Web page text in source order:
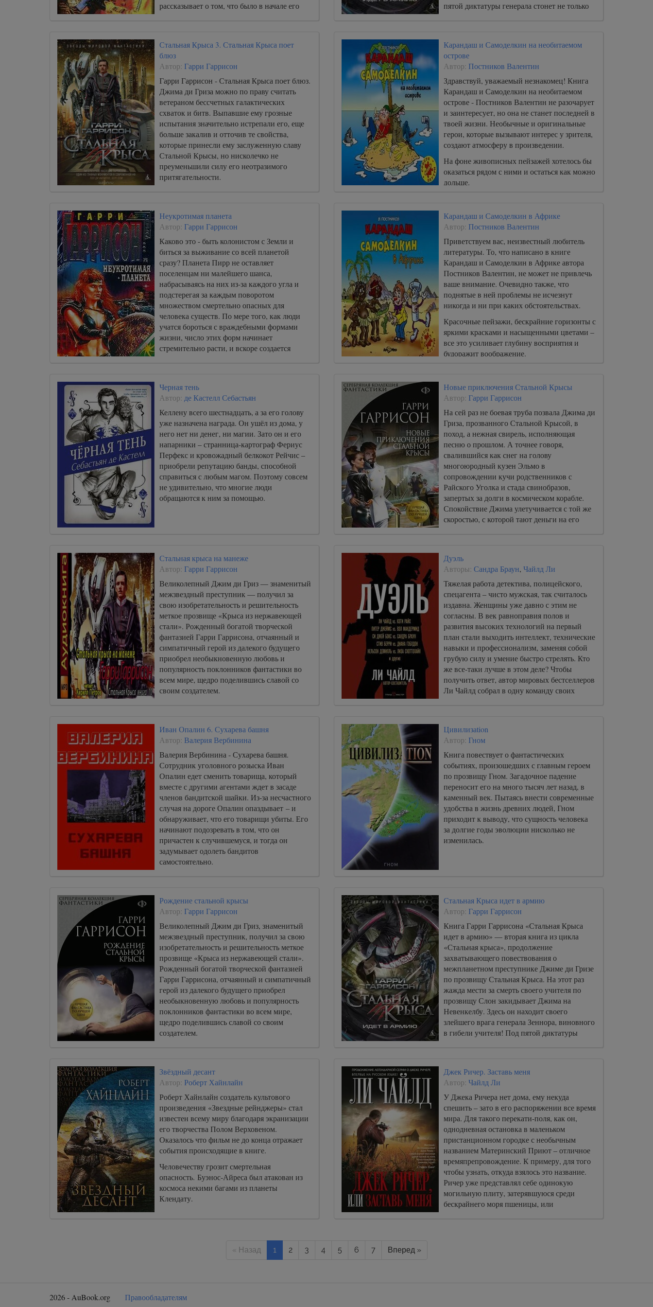
рассказывает о том, что было в начале его
пятой диктатуры генерала стонет не только
Стальная Крыса 3. Стальная Крыса поет
блюз
Автор: Гарри Гаррисон
Гарри Гаррисон - Стальная Крыса поет блюз.
Джима ди Гриза можно по праву считать
ветераном бессчетных галактических
схваток и битв. Выпавшие ему грозные
испытания значительно истрепали его, еще
больше закалив и отточив те свойства,
которые принесли ему заслуженную славу
Стальной Крысы, но нисколечко не
преуменьшили силу его неотразимого
притягательности.
Карандаш и Самоделкин на необитаемом
острове
Автор: Постников Валентин
Здравствуй, уважаемый незнакомец! Книга
Карандаш и Самоделкин на необитаемом
острове - Постников Валентин не разочарует
и заинтересует, но она не станет последней в
твоей жизни. Необычные и оригинальные
герои, которые вызывают интерес у зрителя,
создают атмосферу в произведении.
На фоне живописных пейзажей хотелось бы
оказаться рядом с ними и остаться как можно
дольше.
Неукротимая планета
Автор: Гарри Гаррисон
Каково это - быть колонистом с Земли и
биться за выживание со всей планетой
сразу? Планета Пирр не оставляет
поселенцам ни малейшего шанса,
набрасываясь на них из-за каждого угла и
подстерегая за каждым поворотом
множеством смертельно опасных для
человека существ. По мере того, как люди
учатся бороться с враждебными формами
жизни, число этих форм начинает
стремительно расти, и вскоре создается
Карандаш и Самоделкин в Африке
Автор: Постников Валентин
Приветствуем вас, неизвестный любитель
литературы. То, что написано в книге
Карандаш и Самоделкин в Африке автора
Постников Валентин, не может не привлечь
ваше внимание. Очевидно также, что
поднятые в ней проблемы не исчезнут
никогда и ни при каких обстоятельствах.
Красочные пейзажи, бескрайние горизонты с
яркими красками и насыщенными цветами –
все это усиливает глубину восприятия и
будоражит воображение.
Черная тень
Автор: де Кастелл Себастьян
Келлену всего шестнадцать, а за его голову
уже назначена награда. Он ушёл из дома, у
него нет ни денег, ни магии. Зато он и его
напарники – странница-картограф Фериус
Перфекс и кровожадный белкокот Рейчис –
приобрели репутацию банды, способной
справиться с любым магом. Поэтому совсем
не удивительно, что многие люди
обращаются к ним за помощью.
Новые приключения Стальной Крысы
Автор: Гарри Гаррисон
На сей раз не боевая труба позвала Джима ди
Гриза, прозванного Стальной Крысой, в
поход, а нежная свирель, исполняющая
песню о прошлом. А точнее говоря,
свалившийся как снег на голову
многоюродный кузен Эльмо в
сопровождении кучи родственников с
Райского Уголка и стада свинобразов,
запертых за долги в космическом корабле.
Спокойствие Джима улетучивается с той же
скоростью, с которой тают деньги на его
Стальная крыса на манеже
Автор: Гарри Гаррисон
Великолепный Джим ди Гриз — знаменитый
межзвездный преступник — получил за
свою изобретательность и решительность
меткое прозвище «Крыса из нержавеющей
стали». Рожденный богатой творческой
фантазией Гарри Гаррисона, отчаянный и
симпатичный герой из далекого будущего
приобрел необыкновенную любовь и
популярность поклонников фантастики во
всем мире, щедро поделившись славой со
своим создателем.
Дуэль
Авторы: Сандра Браун, Чайлд Ли
Тяжелая работа детектива, полицейского,
спецагента – чисто мужская, так считалось
издавна. Женщины уже давно с этим не
согласны. В век равноправия полов и
развития высоких технологий на первый
план стали выходить интеллект, технические
навыки и профессионализм, заменяя собой
грубую силу и умение быстро стрелять. Кто
же все-таки лучше в этом деле? Чтобы
получить ответ, автор мировых бестселлеров
Ли Чайлд собрал в одну команду своих
Иван Опалин 6. Сухарева башня
Автор: Валерия Вербинина
Валерия Вербинина - Сухарева башня.
Сотрудник уголовного розыска Иван
Опалин едет сменить товарища, который
вместе с другими агентами ждет в засаде
членов бандитской шайки. Из-за несчастного
случая на дороге Опалин опаздывает – и
обнаруживает, что его товарищи убиты. Его
начинают подозревать в том, что он
причастен к случившемуся, и тогда он
задумывает одолеть бандитов
самостоятельно.
Цивилизаtion
Автор: Гном
Книга повествует о фантастических
событиях, произошедших с главным героем
по прозвищу Гном. Загадочное падение
переносит его на много тысяч лет назад, в
каменный век. Пытаясь внести современные
удобства в жизнь древних людей, Гном
приходит к выводу, что сущность человека
за долгие годы эволюции нисколько не
изменилась.
Рождение стальной крысы
Автор: Гарри Гаррисон
Великолепный Джим ди Гриз, знаменитый
межзвездный преступник, получил за свою
изобретательность и решительность меткое
прозвище «Крыса из нержавеющей стали».
Рожденный богатой творческой фантазией
Гарри Гаррисона, отчаянный и симпатичный
герой из далекого будущего приобрел
необыкновенную любовь и популярность
поклонников фантастики во всем мире,
щедро поделившись славой со своим
создателем.
Стальная Крыса идет в армию
Автор: Гарри Гаррисон
Книга Гарри Гаррисона «Стальная Крыса
идет в армию» — вторая книга из цикла
«Стальная крыса», продолжение
захватывающего повествования о
межпланетном преступнике Джиме ди Гризе
по прозвищу Стальная Крыса. На этот раз
жажда мести за смерть своего учителя по
прозвищу Слон закидывает Джима на
Невенкелбу. Здесь он находит своего
злейшего врага генерала Зеннора, виновного
в гибели учителя! Под пятой диктатуры
Звёздный десант
Автор: Роберт Хайнлайн
Роберт Хайнлайн создатель культового
произведения «Звездные рейнджеры» стал
известен всему миру благодаря экранизации
его творчества Полом Верховеном.
Оказалось что фильм не до конца отражает
события происходящие в книге.
Человечеству грозит смертельная
опасность. Буэнос-Айреса был атакован из
космоса некими багами из планеты
Клендату.
Джек Ричер. Заставь меня
Автор: Чайлд Ли
У Джека Ричера нет дома, ему некуда
спешить – зато в его распоряжении все время
мира. Для такого перекати-поля, как он,
однодневная остановка в маленьком
пристанционном городке с необычным
названием Материнский Приют – отличное
времяпрепровождение. К примеру, для того
чтобы узнать, откуда взялось это название.
Ричер уже представлял себе одинокую
могильную плиту, затерявшуюся среди
бескрайнего моря пшеницы, или
« Назад 1 2 3 4 5 6 7 Вперед »
2026 - AuBook.org Правообладателям